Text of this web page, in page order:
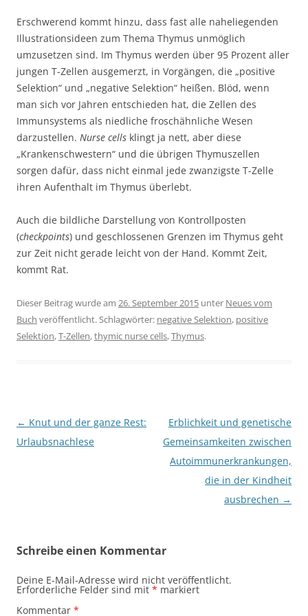
Erschwerend kommt hinzu, dass fast alle naheliegenden
Illustrationsideen zum Thema Thymus unmöglich
umzusetzen sind. Im Thymus werden über 95 Prozent aller
jungen T-Zellen ausgemerzt, in Vorgängen, die „positive
Selektion“ und „negative Selektion“ heißen. Blöd, wenn
man sich vor Jahren entschieden hat, die Zellen des
Immunsystems als niedliche froschähnliche Wesen
darzustellen. Nurse cells klingt ja nett, aber diese
„Krankenschwestern“ und die übrigen Thymuszellen
sorgen dafür, dass nicht einmal jede zwanzigste T-Zelle
ihren Aufenthalt im Thymus überlebt.
Auch die bildliche Darstellung von Kontrollposten
(checkpoints) und geschlossenen Grenzen im Thymus geht
zur Zeit nicht gerade leicht von der Hand. Kommt Zeit,
kommt Rat.
Dieser Beitrag wurde am 26. September 2015 unter Neues vom
Buch veröffentlicht. Schlagwörter: negative Selektion, positive
Selektion,T-Zellen,thymic nurse cells,Thymus.
Beitragsnavigation
← Knut und der ganze Rest:
Urlaubsnachlese
Erblichkeit und genetische
Gemeinsamkeiten zwischen
Autoimmunerkrankungen,
die in der Kindheit
ausbrechen →
Schreibe einen Kommentar
Deine E-Mail-Adresse wird nicht veröffentlicht.
Erforderliche Felder sind mit * markiert
Kommentar *